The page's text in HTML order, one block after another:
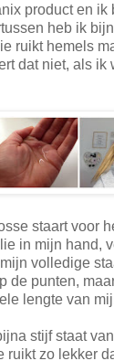
product en ik
heb ik
ruikt hemels
dat niet, als ik
staart voor
in mijn hand,
volledige
de punten,
lengte van
stijf staat
ruikt zo lekker